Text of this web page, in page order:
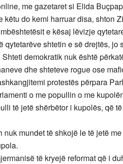
me gazetaret si Elida
këtu do kemi harruar disa, shton
e kësaj lëvizje
qytetarëve shtetin e së drejtës, jo
demokratik nuk është
dhe shteteve rogue ose
protestës përpara
o me popullin o me
të jetë shërbëtor i kupolës, që
mundet të shkojë le të jetë
të kryejë reformat që i